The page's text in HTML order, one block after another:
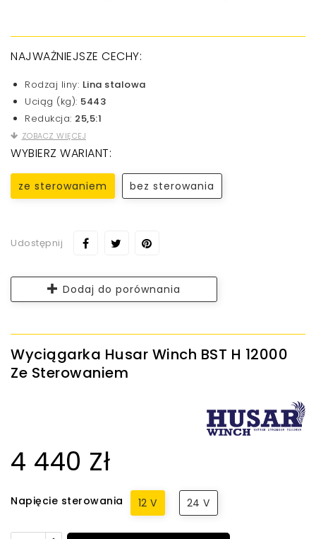
NAJWAŻNIEJSZE CECHY:
Rodzaj liny: Lina stalowa
Uciąg (kg): 5443
Redukcja: 25,5:1
ZOBACZ WIĘCEJ
WYBIERZ WARIANT:
ze sterowaniem bez sterowania
Udostępnij
Dodaj do porównania
Wyciągarka Husar Winch BST H 12000
Ze Sterowaniem
4 440 Zł
Napięcie sterowania 12 V 24 V